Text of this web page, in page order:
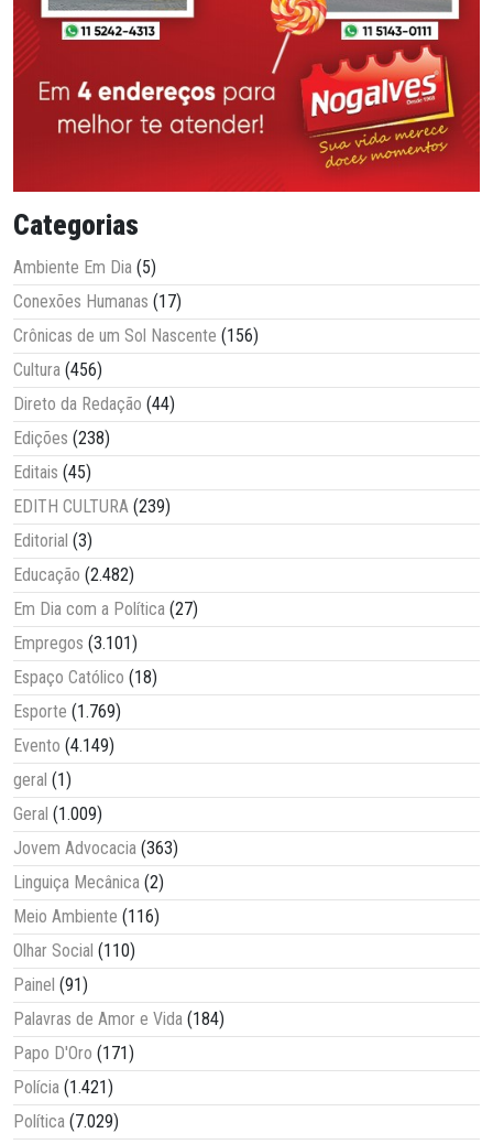
Categorias
Ambiente Em Dia (5)
Conexões Humanas (17)
Crônicas de um Sol Nascente (156)
Cultura (456)
Direto da Redação (44)
Edições (238)
Editais (45)
EDITH CULTURA (239)
Editorial (3)
Educação (2.482)
Em Dia com a Política (27)
Empregos (3.101)
Espaço Católico (18)
Esporte (1.769)
Evento (4.149)
geral (1)
Geral (1.009)
Jovem Advocacia (363)
Linguiça Mecânica (2)
Meio Ambiente (116)
Olhar Social (110)
Painel (91)
Palavras de Amor e Vida (184)
Papo D'Oro (171)
Polícia (1.421)
Política (7.029)